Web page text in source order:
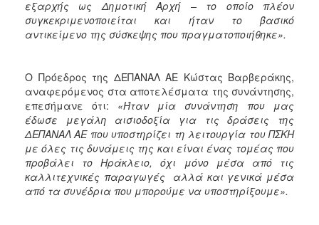
εξαρχής ως Δημοτική Αρχή – το οποίο πλέον
συγκεκριμενοποιείται και ήταν το βασικό
αντικείμενο της σύσκεψης που πραγματοποιήθηκε».
Ο Πρόεδρος της ΔΕΠΑΝΑΛ ΑΕ Κώστας Βαρβεράκης,
αναφερόμενος στα αποτελέσματα της συνάντησης,
επεσήμανε ότι: «Ήταν μία συνάντηση που μας
έδωσε μεγάλη αισιοδοξία για τις δράσεις της
ΔΕΠΑΝΑΛ ΑΕ που υποστηρίζει τη λειτουργία του ΠΣΚΗ
με όλες τις δυνάμεις της και είναι ένας τομέας που
προβάλει το Ηράκλειο, όχι μόνο μέσα από τις
καλλιτεχνικές παραγωγές αλλά και γενικά μέσα
από τα συνέδρια που μπορούμε να υποστηρίξουμε».